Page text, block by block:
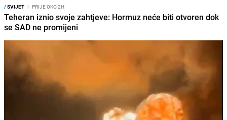
/SVIJET I PRIJE OKO 2H
Teheran iznio svoje zahtjeve: Hormuz neće biti otvoren dok
se SAD ne promijeni